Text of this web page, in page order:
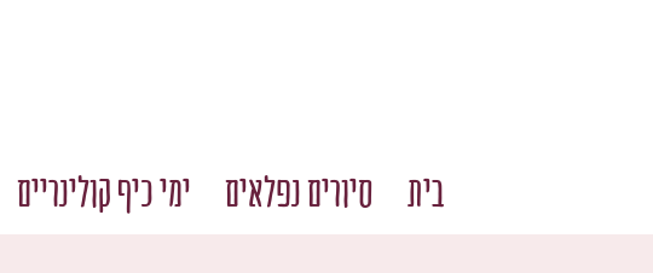
בית סיורים נפלאים ימי כיף קולינריים